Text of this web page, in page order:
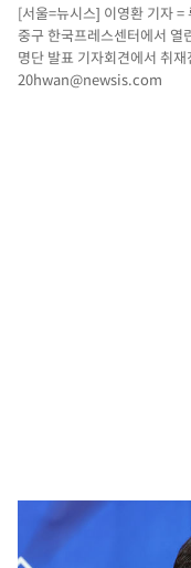
[서울=뉴시스] 이영환 기자
중구 한국프레스센터에서
명단 발표 기자회견에서 취
20hwan@newsis.com